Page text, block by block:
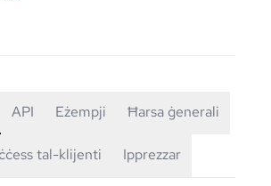
API Eżempji Ħarsa ġenerali
tal-klijenti Ipprezzar